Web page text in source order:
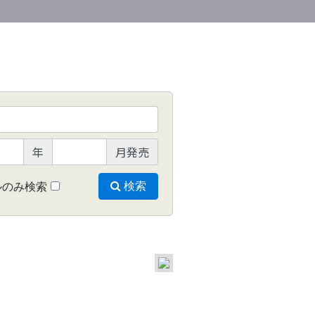
年 月発売
み検索 検索